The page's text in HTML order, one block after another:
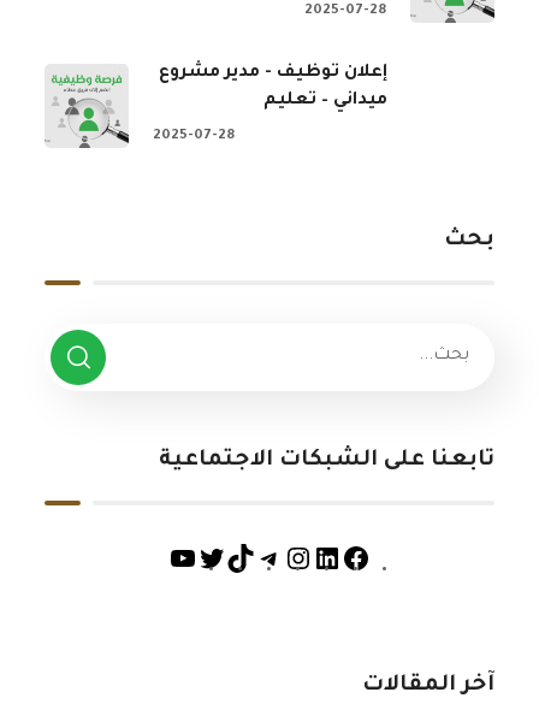
2025-07-28
إعلان توظيف - مدير مشروع
ميداني – تعليم
2025-07-28
بحث
تابعنا على الشبكات الاجتماعية
آخر المقالات